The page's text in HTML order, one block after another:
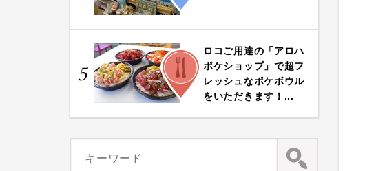
5
FOOD
ロコご用達の「アロハ
ポケショップ」で超フ
レッシュなポケボウル
をいただきます！...